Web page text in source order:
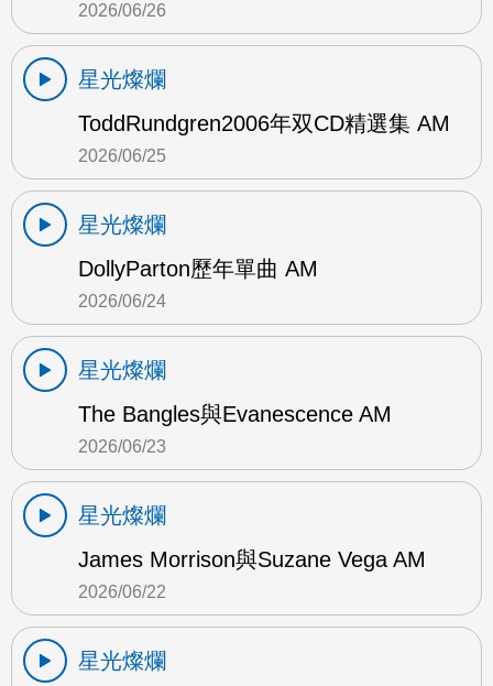
2026/06/26
星光燦爛
ToddRundgren2006年双CD精選集 AM
2026/06/25
星光燦爛
DollyParton歷年單曲 AM
2026/06/24
星光燦爛
The Bangles與Evanescence AM
2026/06/23
星光燦爛
James Morrison與Suzane Vega AM
2026/06/22
星光燦爛